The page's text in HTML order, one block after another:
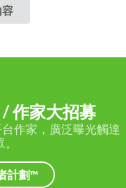
作家大招募
作家，廣泛曝光觸達
計劃™